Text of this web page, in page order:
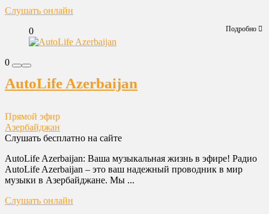
Слушать онлайн
Подробно
0
0
AutoLife Azerbaijan
Прямой эфир
Азербайджан
Слушать бесплатно на сайте
AutoLife Azerbaijan: Ваша музыкальная жизнь в эфире! Радио
AutoLife Azerbaijan – это ваш надежный проводник в мир
музыки в Азербайджане. Мы ...
Слушать онлайн